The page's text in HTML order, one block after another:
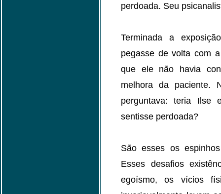
perdoada. Seu
Terminada a
pegasse de volta com
que ele não havia
melhora da paciente.
perguntava: teria Ilse
sentisse perdoada?
São esses os
Esses desafios
egoísmo, os vícios